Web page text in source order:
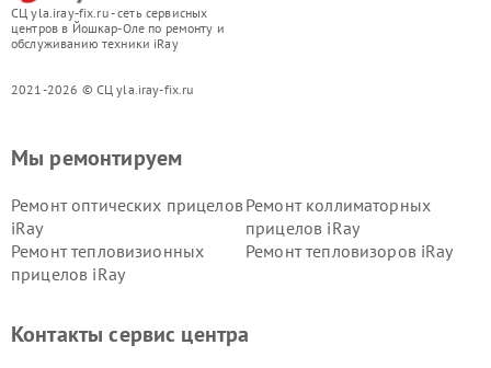
СЦ yla.iray-fix.ru - сеть сервисных
центров в Йошкар-Оле по ремонту и
обслуживанию техники iRay
2021-2026 © СЦ yla.iray-fix.ru
Мы ремонтируем
Ремонт оптических прицелов
iRay
Ремонт коллиматорных
прицелов iRay
Ремонт тепловизионных
прицелов iRay
Ремонт тепловизоров iRay
Контакты сервис центра